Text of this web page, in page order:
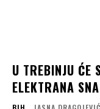
U TREBINJU ĆE
ELEKTRANA